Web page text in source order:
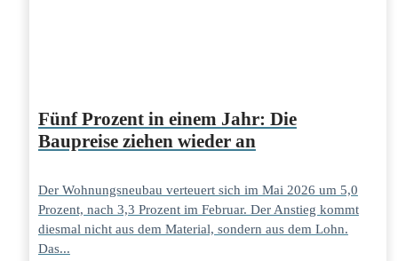
Fünf Prozent in einem Jahr: Die
Baupreise ziehen wieder an
Der Wohnungsneubau verteuert sich im Mai 2026 um 5,0
Prozent, nach 3,3 Prozent im Februar. Der Anstieg kommt
diesmal nicht aus dem Material, sondern aus dem Lohn.
Das...